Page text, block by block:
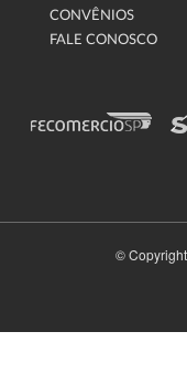
CONVÊNIOS
FALE CONOSCO
©